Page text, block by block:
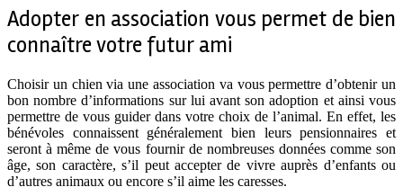
Adopter en association vous permet de bien
connaître votre futur ami
Choisir un chien via une association va vous permettre d’obtenir un
bon nombre d’informations sur lui avant son adoption et ainsi vous
permettre de vous guider dans votre choix de l’animal. En effet, les
bénévoles connaissent généralement bien leurs pensionnaires et
seront à même de vous fournir de nombreuses données comme son
âge, son caractère, s’il peut accepter de vivre auprès d’enfants ou
d’autres animaux ou encore s’il aime les caresses.